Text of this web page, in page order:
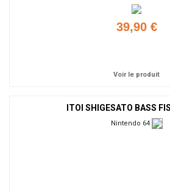
39,90 €
Voir le produit
ITOI SHIGESATO BASS
Nintendo 64